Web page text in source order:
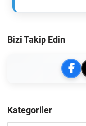
Bizi Takip Edin
Kategoriler